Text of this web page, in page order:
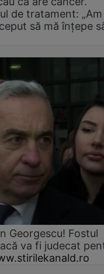
de tratament:
să mă înțepe
Georgescu! Fostul
va fi judecat